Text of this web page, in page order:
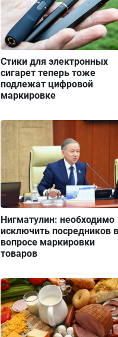
Стики для электронных
сигарет теперь тоже
подлежат цифровой
маркировке
Нигматулин: необходимо
исключить посредников в
вопросе маркировки
товаров